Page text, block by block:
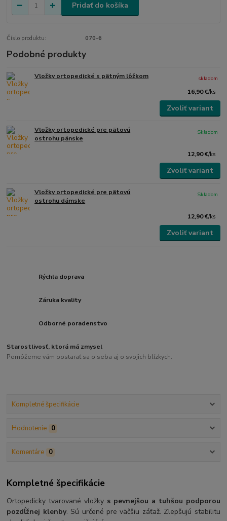
Pridať do košíka
Číslo produktu: 070-6
Podobné produkty
Vložky ortopedické s pätným lôžkom
16,90 €/ks
skladom
Zvoliť variant
Vložky ortopedické pre pätovú
ostrohu pánske
12,90 €/ks
Skladom
Zvoliť variant
Vložky ortopedické pre pätovú
ostrohu dámske
12,90 €/ks
Skladom
Zvoliť variant
Rýchla doprava
Záruka kvality
Odborné poradenstvo
Starostlivosť, ktorá má zmysel
Pomôžeme vám postarať sa o seba aj o svojich blízkych.
Kompletné špecifikácie
Hodnotenie 0
Komentáre 0
Kompletné špecifikácie
Ortopedicky tvarované vložky s pevnejšou a tuhšou podporou
pozdĺžnej klenby. Sú určené pre väčšiu záťaž. Zlepšujú stabilitu